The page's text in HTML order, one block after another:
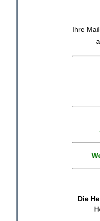
Ihre
Die